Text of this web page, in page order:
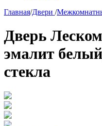
Главная/Двери /
Дверь
эмалит
стекла